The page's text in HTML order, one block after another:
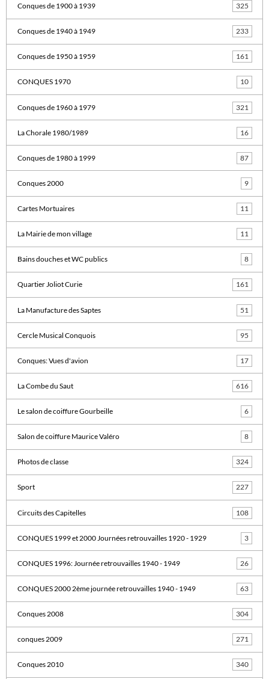
Conques de 1900 à 1939 325
Conques de 1940 à 1949 233
Conques de 1950 à 1959 161
CONQUES 1970 10
Conques de 1960 à 1979 321
La Chorale 1980/1989 16
Conques de 1980 à 1999 87
Conques 2000 9
Cartes Mortuaires 11
La Mairie de mon village 11
Bains douches et WC publics 8
Quartier Joliot Curie 161
La Manufacture des Saptes 51
Cercle Musical Conquois 95
Conques: Vues d'avion 17
La Combe du Saut 616
Le salon de coiffure Gourbeille 6
Salon de coiffure Maurice Valéro 8
Photos de classe 324
Sport 227
Circuits des Capitelles 108
CONQUES 1999 et 2000 Journées retrouvailles 1920 - 1929 3
CONQUES 1996: Journée retrouvailles 1940 - 1949 26
CONQUES 2000 2ème journée retrouvailles 1940 - 1949 63
Conques 2008 304
conques 2009 271
Conques 2010 340